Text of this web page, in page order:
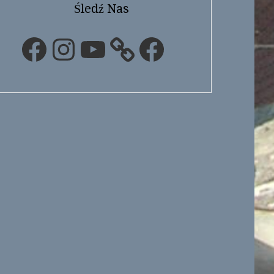
Śledź Nas
FacebookInstagramYouTube Facebook